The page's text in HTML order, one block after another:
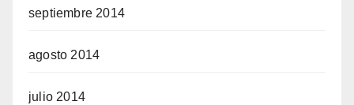
septiembre 2014
agosto 2014
julio 2014